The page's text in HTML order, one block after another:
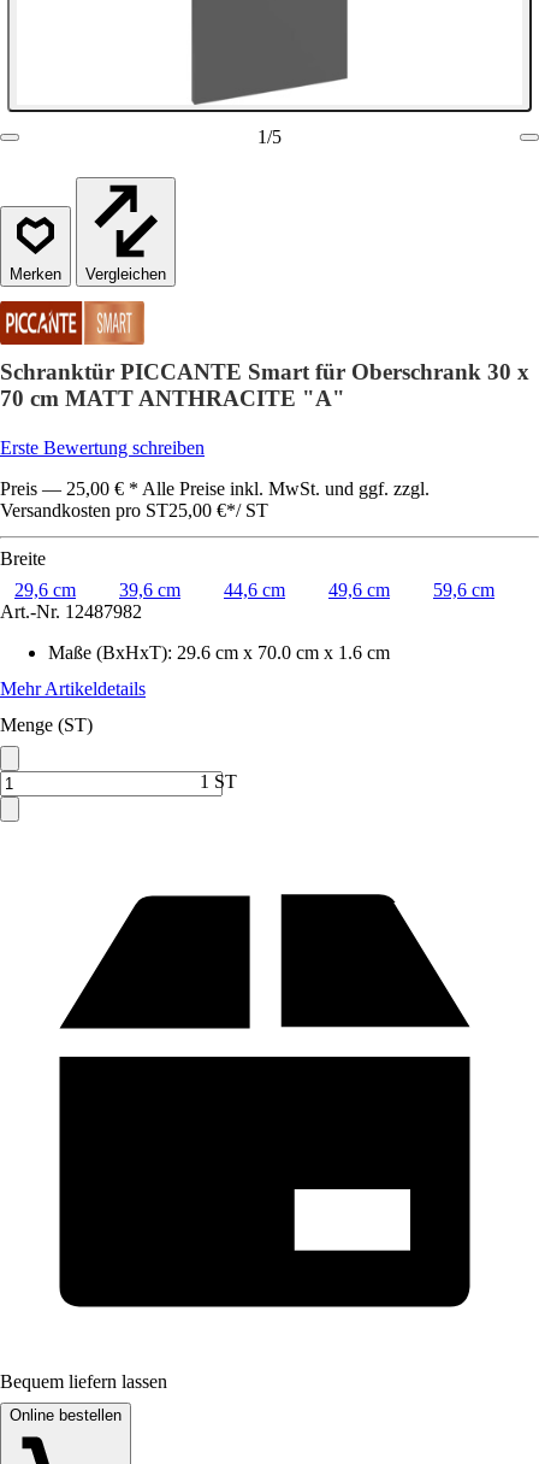
1/5
Vergleichen
Schranktür PICCANTE Smart für Oberschrank 30 x
70 cm MATT ANTHRACITE "A"
Erste Bewertung schreiben
Preis — 25,00 € * Alle Preise inkl. MwSt. und ggf. zzgl.
Versandkosten pro ST25,00 €*/ ST
Breite
29,6 cm
39,6 cm 44,6 cm 49,6 cm
59,6 cm
Art.-Nr. 12487982
Maße (BxHxT): 29.6 cm x 70.0 cm x 1.6 cm
Mehr Artikeldetails
Menge (ST)
1 ST
Bequem liefern lassen
Online bestellen